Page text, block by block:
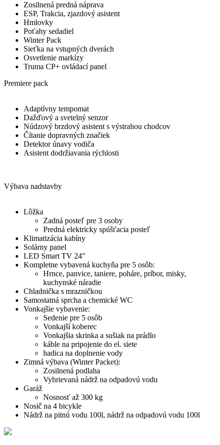
Zosilnená predná náprava
ESP, Trakcia, zjazdový asistent
Hmlovky
Poťahy sedadiel
Winter Pack
Sieťka na vstupných dverách
Osvetlenie markízy
Truma CP+ ovládací panel
Premiere pack
Adaptívny tempomat
Dažďový a svetelný senzor
Núdzový brzdový asistent s výstrahou chodcov
Čítanie dopravných značiek
Detektor únavy vodiča
Asistent dodržiavania rýchlosti
Výbava nadstavby
Lôžka
Zadná posteľ pre 3 osoby
Predná elektricky spúšťacia posteľ
Klimatizácia kabíny
Solárny panel
LED Smart TV 24″
Kompletne vybavená kuchyňa pre 5 osôb:
Hrnce, panvice, taniere, poháre, príbor, misky,
kuchynské náradie
Chladnička s mrazničkou
Samostatná sprcha a chemické WC
Vonkajšie vybavenie:
Sedenie pre 5 osôb
Vonkajší koberec
Vonkajšia skrinka a sušiak na prádlo
káble na pripojenie do el. siete
hadica na doplnenie vody
Zimná výbava (Winter Packet):
Zosilnená podlaha
Vyhrievaná nádrž na odpadovú vodu
Garáž
Nosnosť až 300 kg
Nosič na 4 bicykle
Nádrž na pitnú vodu 100l, nádrž na odpadovú vodu 100l